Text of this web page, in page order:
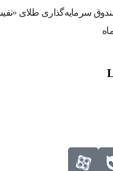
سرمایه‌گذاری طلای